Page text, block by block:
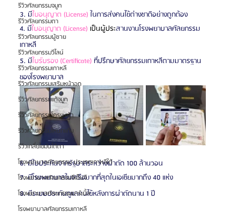
รีวิวศัลยกรรมจมูก
รีวิวศัลยกรรมตา
รีวิวศัลยกรรมผู้ชาย
รีวิวศัลยกรรมวีไลน์
รีวิวศัลยกรรมเกาหลี
รีวิวศัลยกรรมเสริมหน้าอก
รีวิวศัลยกรรมแก้จมูก
รีวิวศัลยกรรมโครงหน้า
รีวิวศัลยกรรมโหนกแก้ม
รีวิวเกลี่ยไขมันใต้ตา
โรงพยาบาลศัลยกรรม ประเทศเกาหลีใต้
โรงพยาบาลศัลยกรรมจีเอ็นจี
โรงพยาบาลศัลยกรรมมาร์เบิ้ล
โรงพยาบาลศัลยกรรมเกาหลี
3. มีใบอนุญาต (License) ในการส่งคนไข้ต่างชาติอย่างถูกต้อง
4. มีใบอนุญาต (License) เป็นผู้ประสานงานโรงพยาบาลศัลยกรรม
เกาหลี
5. มีใบรับรอง (Certificate) ที่ปรึกษาศัลยกรรมเกาหลีตามมาตรฐาน
ของโรงพยาบาล
6. มีใบประกันจากรัฐบาลระหว่างผ่าตัด 100 ล้านวอน
7. มีโรงพยาบาลในเครือมากที่สุดในเอเชียมากถึง 40 แห่ง
8. มีระบบประกันดูแลคนไข้หลังการผ่าตัดนาน 1 ปี